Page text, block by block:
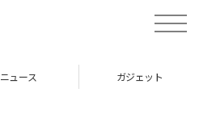
toggle
ニュース ガジェット